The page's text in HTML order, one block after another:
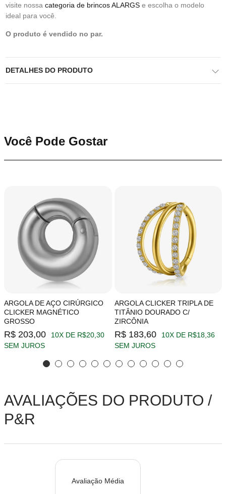
visite nossa categoria de brincos ALARGS e escolha o modelo
ideal para você.
O produto é vendido no par.
DETALHES DO PRODUTO
Você Pode Gostar
ARGOLA DE AÇO CIRÚRGICO
CLICKER MAGNÉTICO
GROSSO
R$ 203,00
10X DE R$20,30
SEM JUROS
ARGOLA CLICKER TRIPLA DE
TITÂNIO DOURADO C/
ZIRCÔNIA
R$ 183,60
10X DE R$18,36
SEM JUROS
AVALIAÇÕES DO PRODUTO /
P&R
Avaliação Média